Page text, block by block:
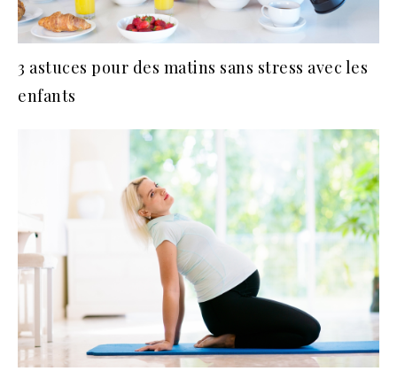
3 astuces pour des matins sans stress avec les
enfants